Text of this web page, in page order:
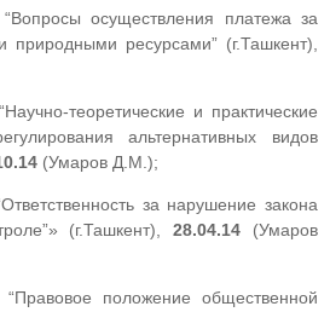
осуществления платежа за
природными ресурсами” (г.Ташкент),
теоретические и практические
альтернативных видов
(Умаров Д.М.);
за нарушение закона
(г.Ташкент),28.04.14 (Умаров
положение общественной